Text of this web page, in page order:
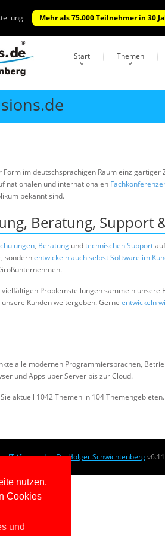
nutzen,
Cookies
und
Mehr als 75.000 Teilnehmer in 30
Start Themen
Form im deutschsprachigen Raum einzigartiger
nationalen und internationalen
bekannt sind.
Beratung, Support
, Beratung undtechnischen Support
sondernentwickeln auch selbst Software im
Problemstellungen sammeln
unsere Kunden weitergeben. Gerne entwickeln
alle modernen Programmiersprachen,
und Apps über Server bis zur Cloud.
aktuell 1042 Themen in 104 Themengebieten.
Visions.de-Dr. Holger Schwichtenbergv6.11